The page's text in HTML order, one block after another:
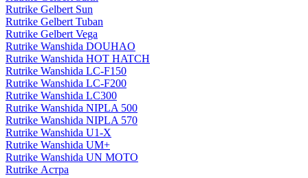
Rutrike Gelbert Sun
Rutrike Gelbert Tuban
Rutrike Gelbert Vega
Rutrike Wanshida DOUHAO
Rutrike Wanshida HOT HATCH
Rutrike Wanshida LC-F150
Rutrike Wanshida LC-F200
Rutrike Wanshida LC300
Rutrike Wanshida NIPLA 500
Rutrike Wanshida NIPLA 570
Rutrike Wanshida U1-X
Rutrike Wanshida UM+
Rutrike Wanshida UN MOTO
Rutrike Астра